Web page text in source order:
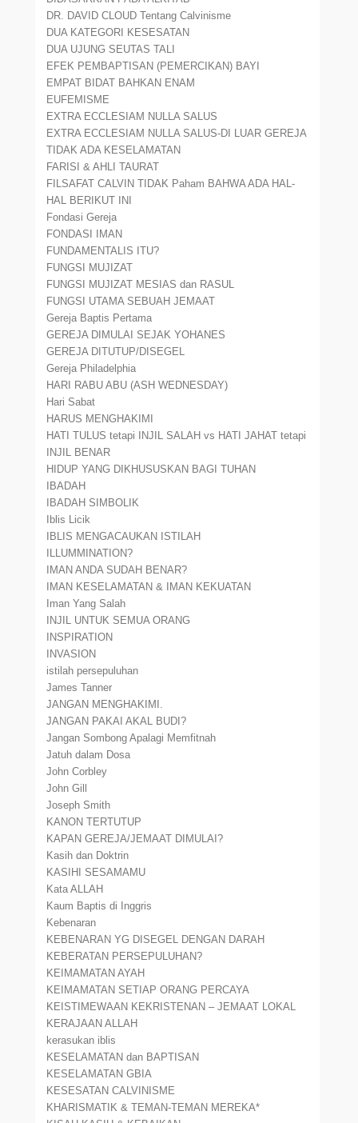
DR. DAVID CLOUD Tentang Calvinisme
DUA KATEGORI KESESATAN
DUA UJUNG SEUTAS TALI
EFEK PEMBAPTISAN (PEMERCIKAN) BAYI
EMPAT BIDAT BAHKAN ENAM
EUFEMISME
EXTRA ECCLESIAM NULLA SALUS
EXTRA ECCLESIAM NULLA SALUS-DI LUAR GEREJA
TIDAK ADA KESELAMATAN
FARISI & AHLI TAURAT
FILSAFAT CALVIN TIDAK Paham BAHWA ADA HAL-
HAL BERIKUT INI
Fondasi Gereja
FONDASI IMAN
FUNDAMENTALIS ITU?
FUNGSI MUJIZAT
FUNGSI MUJIZAT MESIAS dan RASUL
FUNGSI UTAMA SEBUAH JEMAAT
Gereja Baptis Pertama
GEREJA DIMULAI SEJAK YOHANES
GEREJA DITUTUP/DISEGEL
Gereja Philadelphia
HARI RABU ABU (ASH WEDNESDAY)
Hari Sabat
HARUS MENGHAKIMI
HATI TULUS tetapi INJIL SALAH vs HATI JAHAT tetapi
INJIL BENAR
HIDUP YANG DIKHUSUSKAN BAGI TUHAN
IBADAH
IBADAH SIMBOLIK
Iblis Licik
IBLIS MENGACAUKAN ISTILAH
ILLUMMINATION?
IMAN ANDA SUDAH BENAR?
IMAN KESELAMATAN & IMAN KEKUATAN
Iman Yang Salah
INJIL UNTUK SEMUA ORANG
INSPIRATION
INVASION
istilah persepuluhan
James Tanner
JANGAN MENGHAKIMI.
JANGAN PAKAI AKAL BUDI?
Jangan Sombong Apalagi Memfitnah
Jatuh dalam Dosa
John Corbley
John Gill
Joseph Smith
KANON TERTUTUP
KAPAN GEREJA/JEMAAT DIMULAI?
Kasih dan Doktrin
KASIHI SESAMAMU
Kata ALLAH
Kaum Baptis di Inggris
Kebenaran
KEBENARAN YG DISEGEL DENGAN DARAH
KEBERATAN PERSEPULUHAN?
KEIMAMATAN AYAH
KEIMAMATAN SETIAP ORANG PERCAYA
KEISTIMEWAAN KEKRISTENAN – JEMAAT LOKAL
KERAJAAN ALLAH
kerasukan iblis
KESELAMATAN dan BAPTISAN
KESELAMATAN GBIA
KESESATAN CALVINISME
KHARISMATIK & TEMAN-TEMAN MEREKA*